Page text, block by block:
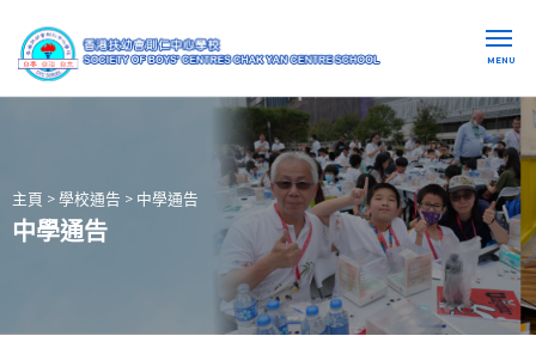
MENU
主頁 > 學校通告 > 中學通告
中學通告